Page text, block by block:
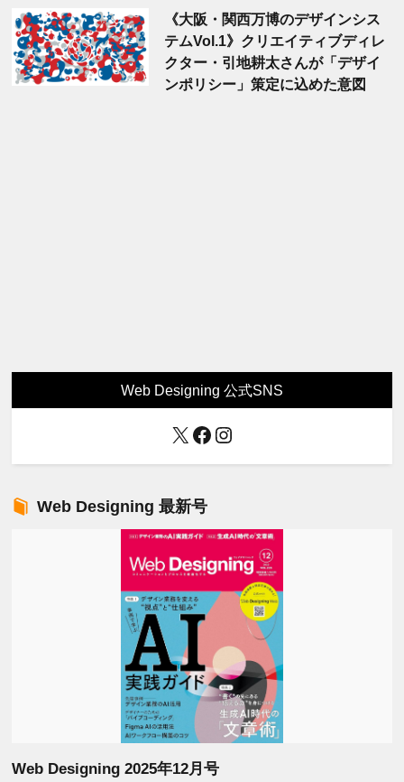
《大阪・関西万博のデザインシス
テムVol.1》クリエイティブディレ
クター・引地耕太さんが「デザイ
ンポリシー」策定に込めた意図
Web Designing 公式SNS
X Facebook
Instagram
Web Designing 最新号
Web Designing 2025年12月号